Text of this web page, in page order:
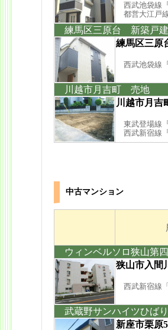
西武池袋線
都営大江戸
練馬区三原台 新築戸建
練馬区三原
西武池袋線
川越市月吉町 売地
川越市月吉
東武登場線
西武新宿線
中古マンション
ウィンベルソロ狭山第四
狭山市入間
西武新宿線
武蔵野サンハイツひば
新座市栗原